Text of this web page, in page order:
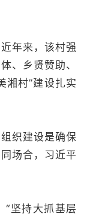
年来，该村强
、乡贤赞助、
湘村”建设扎实
织建设是确保
场合，习近平
坚持大抓基层